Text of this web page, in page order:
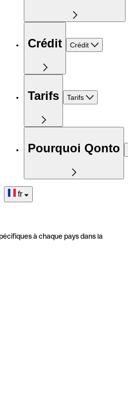
Crédit Crédit
Tarifs Tarifs
Pourquoi Qonto
fr
à chaque pays dans la